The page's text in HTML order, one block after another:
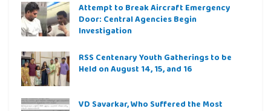
Attempt to Break Aircraft Emergency
Door: Central Agencies Begin
Investigation
RSS Centenary Youth Gatherings to be
Held on August 14, 15, and 16
VD Savarkar, Who Suffered the Most